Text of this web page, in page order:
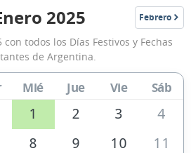
Calendario
Enero
2025
de
Argentina
2025 Febrero
2025
todos los Días Festivos y Fechas
de Argentina.
Mié Jue Vie Sáb
1 2 3
4
8 9 10
11